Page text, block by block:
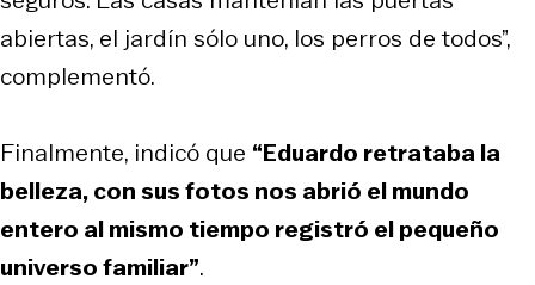
abiertas, el jardín sólo uno, los perros de todos”,
complementó.
Finalmente, indicó que “Eduardo retrataba la
belleza, con sus fotos nos abrió el mundo
entero al mismo tiempo registró el pequeño
universo familiar”.